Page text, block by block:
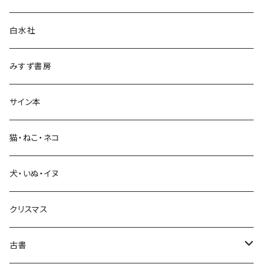
言語・ことば
生活・暮らし
芸術・絵画・写真
絵本・児童書
白水社
みすず書房
サイン本
猫・ねこ・ネコ
犬・いぬ・イヌ
クリスマス
古書